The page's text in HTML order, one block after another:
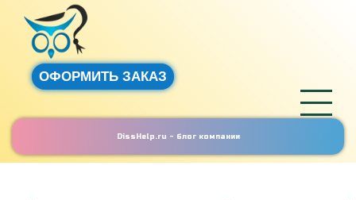
ОФОРМИТЬ ЗАКАЗ
DissHelp.ru - блог компании